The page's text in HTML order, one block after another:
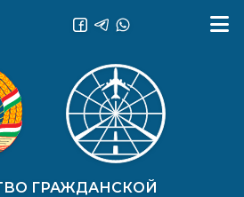
ГРАЖДАНСКОЙ